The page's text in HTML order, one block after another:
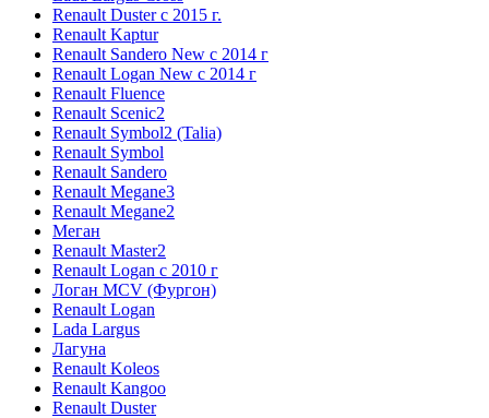
Renault Duster с 2015 г.
Renault Kaptur
Renault Sandero New с 2014 г
Renault Logan New с 2014 г
Renault Fluence
Renault Scenic2
Renault Symbol2 (Talia)
Renault Symbol
Renault Sandero
Renault Megane3
Renault Megane2
Меган
Renault Master2
Renault Logan c 2010 г
Логан МСV (Фургон)
Renault Logan
Lada Largus
Лагуна
Renault Koleos
Renault Kangoo
Renault Duster